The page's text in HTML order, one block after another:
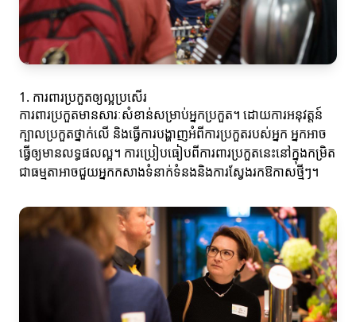
1. ការពារប្រកួតឲ្យល្អប្រសើរ
ការពារប្រកួតមានសារៈសំខាន់សម្រាប់អ្នកប្រកួត។ ដោយការអនុវត្តន៍
ក្បាលប្រកួតថ្នាក់លើ និងធ្វើការបង្ហាញអំពីការប្រកួតរបស់អ្នក អ្នកអាច
ធ្វើឲ្យមានលទ្ធផលល្អ។ ការប្រៀបធៀបពីការពារប្រកួតនេះនៅក្នុងកម្រិត
ជាធម្មតាអាចជួយអ្នកកសាងទំនាក់ទំនងនិងការស្វែងរកឱកាសថ្មីៗ។